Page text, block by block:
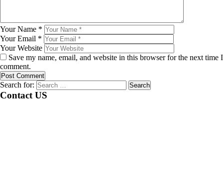
Your Name *
Your Email *
Your Website
Save my name, email, and website in this browser for the next time I
comment.
Search for:
Contact US